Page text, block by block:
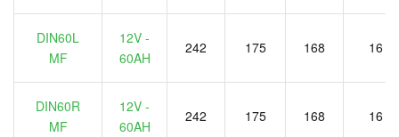
DIN60L
MF
12V -
60AH
242 175 168 16
DIN60R
MF
12V -
60AH
242 175 168 16